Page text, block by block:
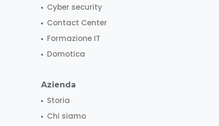
Cyber security
Contact Center
Formazione IT
Domotica
Azienda
Storia
Chi siamo